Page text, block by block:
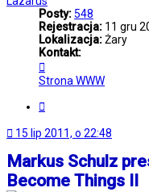
Posty:548
Rejestracja: 11 gru
Lokalizacja:Żary
Kontakt:
się
z
Strona WWW
15 lip 2011, o 22:48
Markus Schulz
Become Things II